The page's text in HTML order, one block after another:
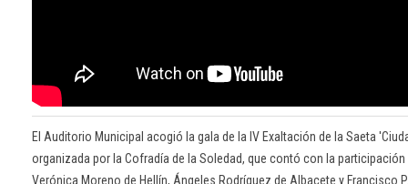
El Auditorio Municipal acogió la gala de la IV Exaltación de la Saeta
organizada por la Cofradía de la Soledad, que contó con la
Verónica Moreno de Hellín, Ángeles Rodríguez de Albacete y Francisco